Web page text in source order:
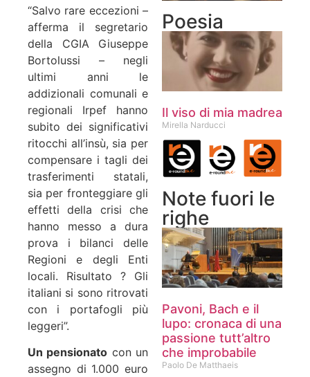
“Salvo rare eccezioni –
afferma il segretario
della CGIA Giuseppe
Bortolussi – negli
ultimi anni le
addizionali comunali e
regionali Irpef hanno
subito dei significativi
ritocchi all’insù, sia per
compensare i tagli dei
trasferimenti statali,
sia per fronteggiare gli
effetti della crisi che
hanno messo a dura
prova i bilanci delle
Regioni e degli Enti
locali. Risultato ? Gli
italiani si sono ritrovati
con i portafogli più
leggeri”.
Un pensionato con un
assegno di 1.000 euro
Poesia
Il viso di mia madrea
Mirella Narducci
Note fuori le
righe
Pavoni, Bach e il
lupo: cronaca di una
passione tutt’altro
che improbabile
Paolo De Matthaeis